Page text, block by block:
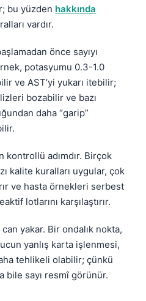
bu yüzden hakkında
vardır.
önce sayıyı
potasyumu 0.3-1.0
ve AST’yi yukarı itebilir;
bozabilir ve bazı
daha “garip”
kontrollü adımdır. Birçok
kalite kuralları uygular, çok
ve hasta örnekleri serbest
lotlarını karşılaştırır.
yakar. Bir ondalık nokta,
yanlış karta işlenmesi,
tehlikeli olabilir; çünkü
bile sayı resmî görünür.